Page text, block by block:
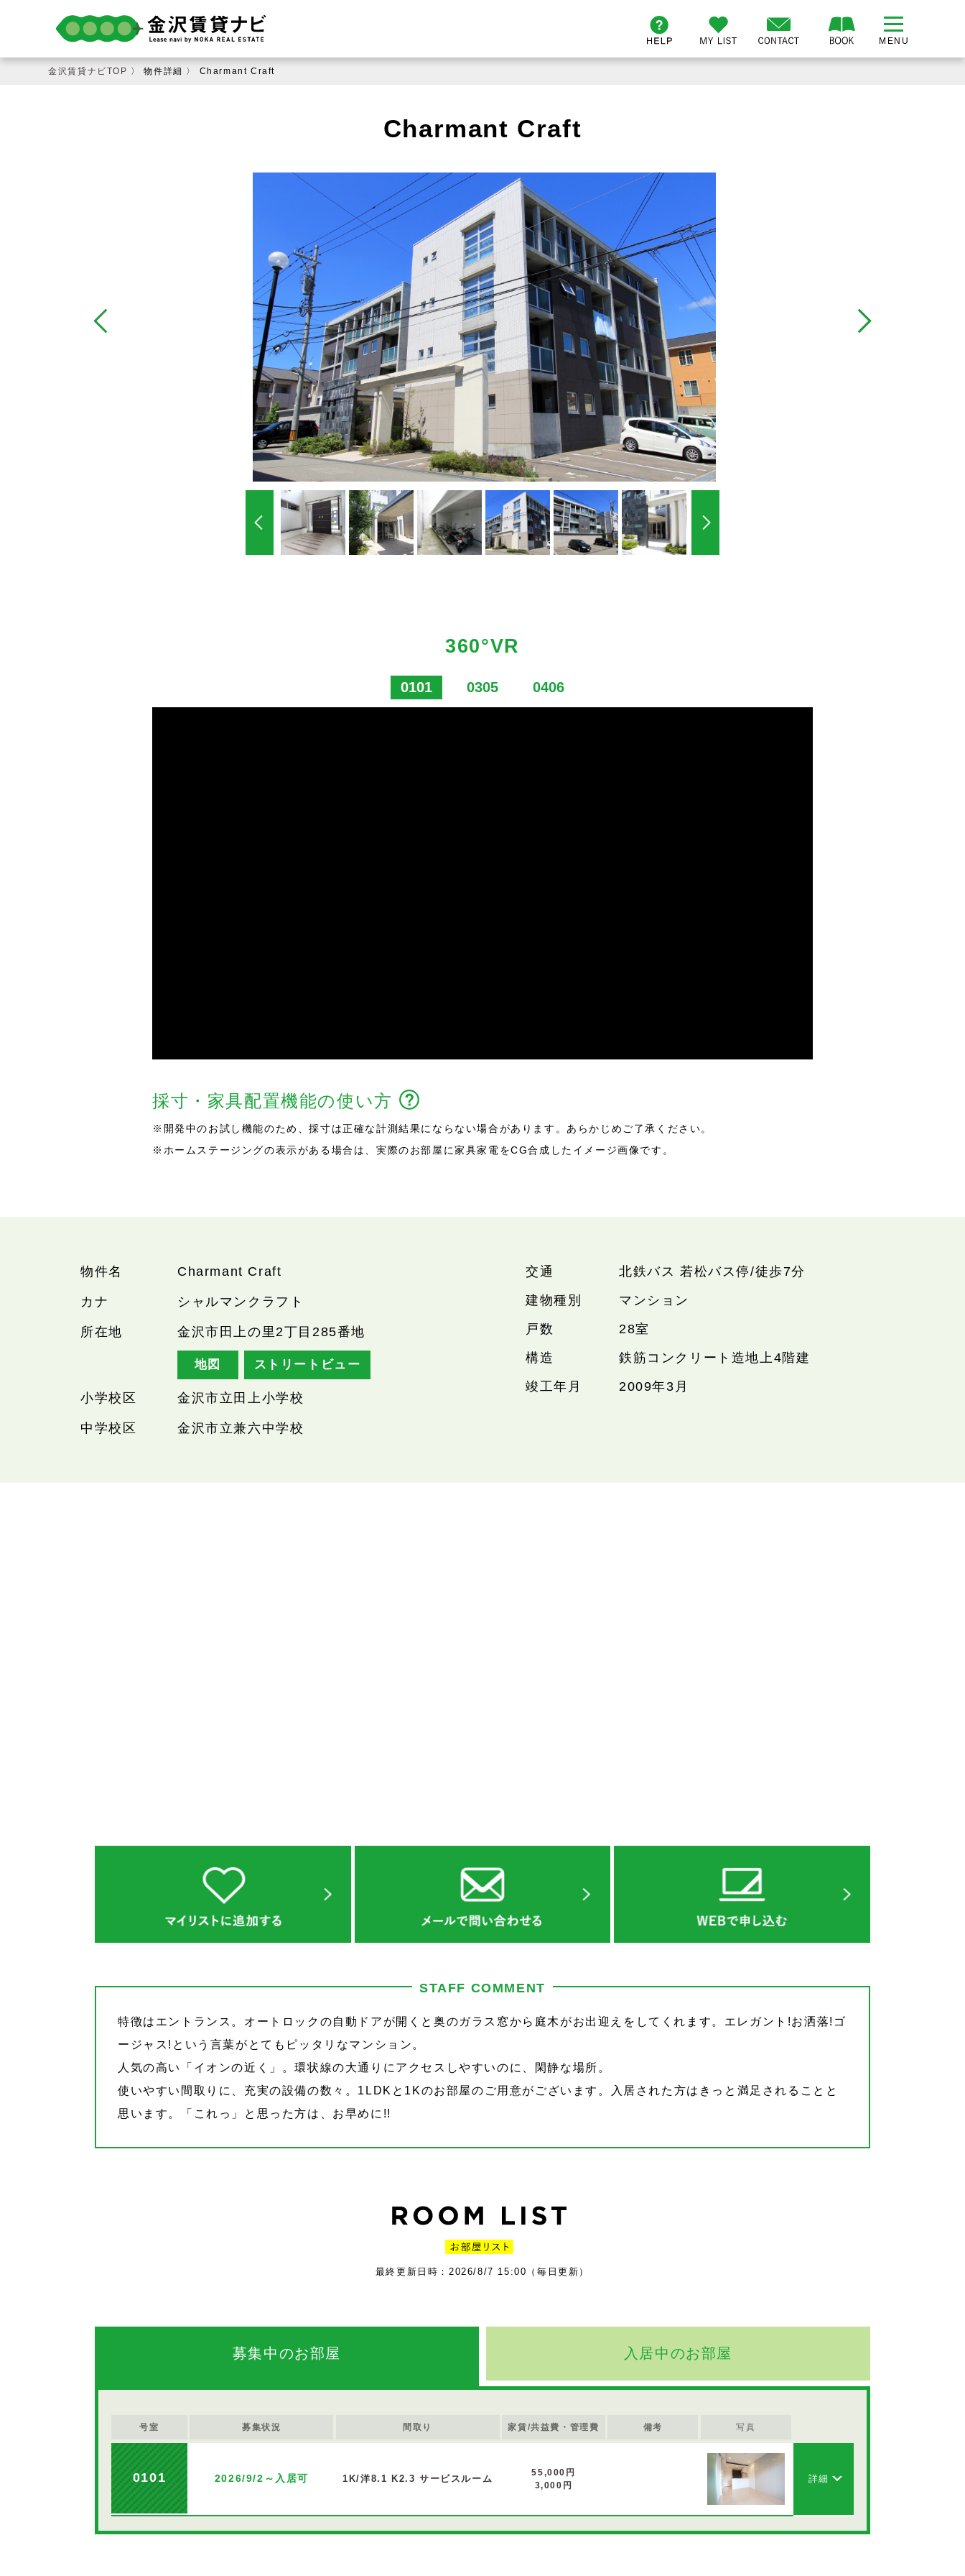
金沢賃貸ナビTOP 〉 物件詳細 〉 Charmant Craft
Charmant Craft
360°VR
0101 0305 0406
採寸・家具配置機能の使い方
※開発中のお試し機能のため、採寸は正確な計測結果にならない場合があります。あらかじめご了承ください。
※ホームステージングの表示がある場合は、実際のお部屋に家具家電をCG合成したイメージ画像です。
物件名 Charmant Craft
カナ シャルマンクラフト
所在地 金沢市田上の里2丁目285番地
地図 ストリートビュー
小学校区 金沢市立田上小学校
中学校区 金沢市立兼六中学校
交通
北鉄バス 若松バス停/徒歩7分
建物種別
マンション
戸数
28室
構造
鉄筋コンクリート造地上4階建
竣工年月
2009年3月
STAFF COMMENT
特徴はエントランス。オートロックの自動ドアが開くと奥のガラス窓から庭木がお出迎えをしてくれます。エレガント!お洒落!ゴ
ージャス!という言葉がとてもピッタリなマンション。
人気の高い「イオンの近く」。環状線の大通りにアクセスしやすいのに、閑静な場所。
使いやすい間取りに、充実の設備の数々。1LDKと1Kのお部屋のご用意がございます。入居された方はきっと満足されることと
思います。「これっ」と思った方は、お早めに!!
最終更新日時：2026/8/7 15:00（毎日更新）
募集中のお部屋 入居中のお部屋
号室 募集状況 間取り 家賃/共益費・管理費 備考 写真
0101 2026/9/2～入居可 1K/洋8.1 K2.3 サービスルーム
55,000円
3,000円
詳細